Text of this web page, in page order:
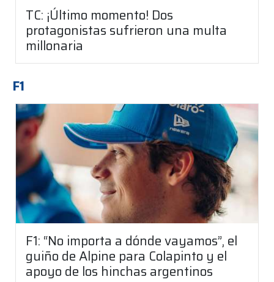
TC: ¡Último momento! Dos
protagonistas sufrieron una multa
millonaria
F1
F1: “No importa a dónde vayamos”, el
guiño de Alpine para Colapinto y el
apoyo de los hinchas argentinos